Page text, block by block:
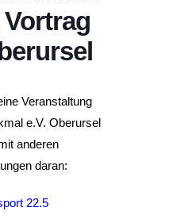
Vortrag
Veranstaltung
e.V. Oberursel
anderen
daran:
22.5